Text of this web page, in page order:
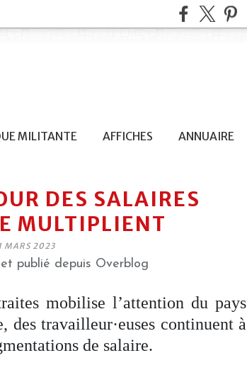
MILITANTE AFFICHES ANNUAIRE
DES SALAIRES
MULTIPLIENT
MARS 2023
publié depuis Overblog
mobilise l’attention du pays
des travailleur·euses continuent à
de salaire.